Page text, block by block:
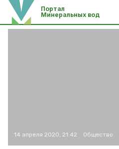
Портал
Минеральных вод
14 апреля 2020, 21:42 Общество